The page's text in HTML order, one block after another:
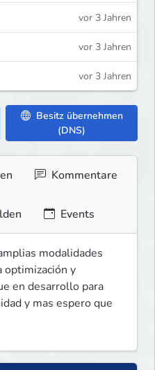
vor 3 Jahren
vor 3 Jahren
vor 3 Jahren
Besitz übernehmen
(DNS)
Kommentare
Events
modalidades
optimización y
en desarrollo para
y mas espero que